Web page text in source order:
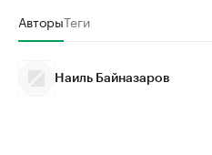
АвторыТеги
Наиль Байназаров